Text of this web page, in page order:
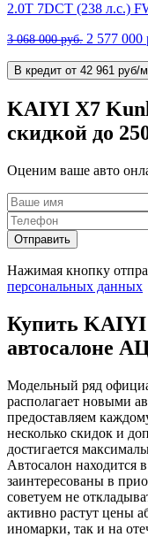
2.0T 7DCT (238 л.с.)
3 068 000 руб. 2 577 000
В кредит от 42 961
KAIYI X7
скидкой до
Оценим ваше авто
Отправить
Нажимая кнопку
персональных данных
Купить KAIYI
автосалоне
Модельный ряд
располагает новыми
предоставляем
несколько скидок и
достигается
Автосалон находится
заинтересованы в
советуем не
активно растут цены
иномарки, так и на